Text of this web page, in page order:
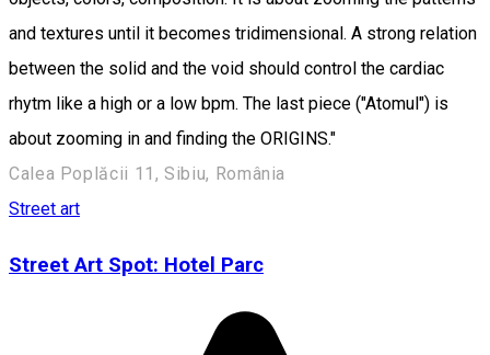
and textures until it becomes tridimensional. A strong relation
between the solid and the void should control the cardiac
rhytm like a high or a low bpm. The last piece ("Atomul") is
about zooming in and finding the ORIGINS."
Calea Poplăcii 11, Sibiu, România
Street art
Street Art Spot: Hotel Parc